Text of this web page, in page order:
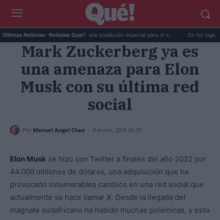
Últimas Noticias- Noticias Que!:
c... La AEMET prepara una predicción especial para el e... En los lugares
Mark Zuckerberg ya es
una amenaza para Elon
Musk con su última red
social
Por Manuel Angel Chao - 8 enero, 2025 06:33
Elon Musk se hizo con Twitter a finales del año 2022 por
44.000 millones de dólares, una adquisición que ha
provocado innumerables cambios en una red social que
actualmente se hace llamar X. Desde la llegada del
magnate sudafricano ha habido muchas polémicas, y esto